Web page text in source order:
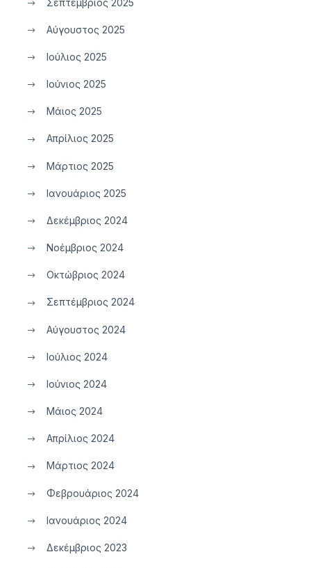
Αύγουστος 2025
Ιούλιος 2025
Ιούνιος 2025
Μάιος 2025
Απρίλιος 2025
Μάρτιος 2025
Ιανουάριος 2025
Δεκέμβριος 2024
Νοέμβριος 2024
Οκτώβριος 2024
Σεπτέμβριος 2024
Αύγουστος 2024
Ιούλιος 2024
Ιούνιος 2024
Μάιος 2024
Απρίλιος 2024
Μάρτιος 2024
Φεβρουάριος 2024
Ιανουάριος 2024
Δεκέμβριος 2023